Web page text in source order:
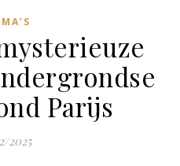
Parijs
2025